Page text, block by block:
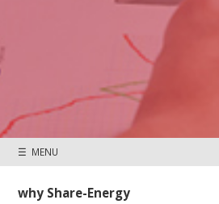
☰ MENU
why Share-Energy